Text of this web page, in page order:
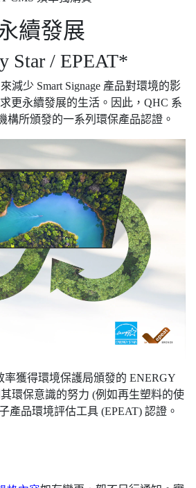
續發展
Star / EPEAT*
減少 Smart Signage 產品對環境的影
更永續發展的生活。因此，QHC 系
構所頒發的一系列環保產品認證。
率獲得環境保護局頒發的 ENERGY
環保意識的努力 (例如再生塑料的使
產品環境評估工具 (EPEAT) 認證。